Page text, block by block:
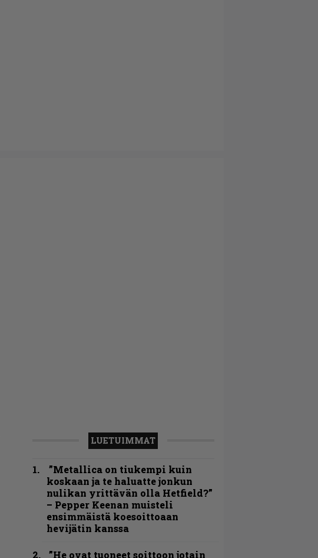
LUETUIMMAT
”Metallica on tiukempi kuin
koskaan ja te haluatte jonkun
nulikan yrittävän olla Hetfield?”
– Pepper Keenan muisteli
ensimmäistä koesoittoaan
hevijätin kanssa
”He ovat tuoneet soittoon jotain